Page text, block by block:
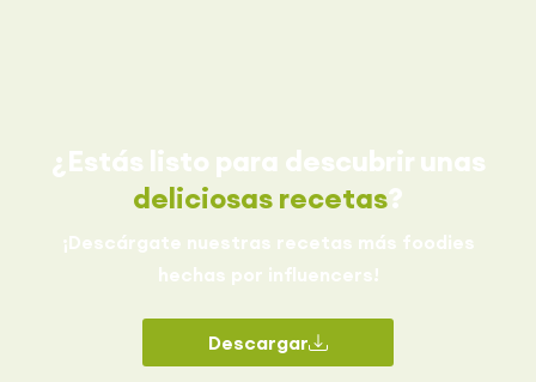
¿Estás listo para descubrir unas
deliciosas recetas?
¡Descárgate nuestras recetas más foodies
hechas por influencers!
Descargar